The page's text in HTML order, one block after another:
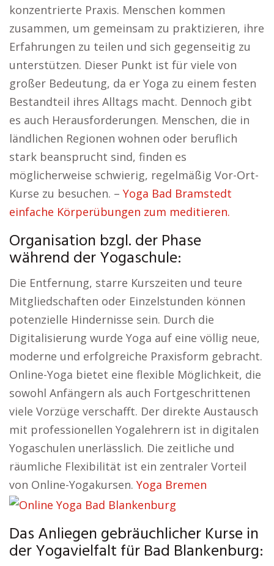
konzentrierte Praxis. Menschen kommen
zusammen, um gemeinsam zu praktizieren, ihre
Erfahrungen zu teilen und sich gegenseitig zu
unterstützen. Dieser Punkt ist für viele von
großer Bedeutung, da er Yoga zu einem festen
Bestandteil ihres Alltags macht. Dennoch gibt
es auch Herausforderungen. Menschen, die in
ländlichen Regionen wohnen oder beruflich
stark beansprucht sind, finden es
möglicherweise schwierig, regelmäßig Vor-Ort-
Kurse zu besuchen. – Yoga Bad Bramstedt
einfache Körperübungen zum meditieren.
Organisation bzgl. der Phase
während der Yogaschule:
Die Entfernung, starre Kurszeiten und teure
Mitgliedschaften oder Einzelstunden können
potenzielle Hindernisse sein. Durch die
Digitalisierung wurde Yoga auf eine völlig neue,
moderne und erfolgreiche Praxisform gebracht.
Online-Yoga bietet eine flexible Möglichkeit, die
sowohl Anfängern als auch Fortgeschrittenen
viele Vorzüge verschafft. Der direkte Austausch
mit professionellen Yogalehrern ist in digitalen
Yogaschulen unerlässlich. Die zeitliche und
räumliche Flexibilität ist ein zentraler Vorteil
von Online-Yogakursen. Yoga Bremen
Das Anliegen gebräuchlicher Kurse in
der Yogavielfalt für Bad Blankenburg: